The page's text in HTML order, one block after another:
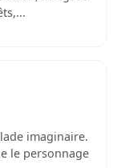
imaginaire.
le personnage